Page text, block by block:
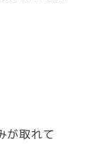
が取れて